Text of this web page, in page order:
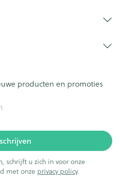
producten en promoties
schrijft u zich in voor onze
met onze privacy policy.